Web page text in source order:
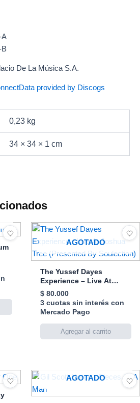
A
B
De La Música S.A.
Data provided by Discogs
0,23 kg
34 × 34 × 1 cm
AGOTADO
The Yussef Dayes
Experience – Live At
Joshua Tree (Presented
By Soulection)
$80.000
3 cuotas sin interés con
Mercado Pago
AGOTADO